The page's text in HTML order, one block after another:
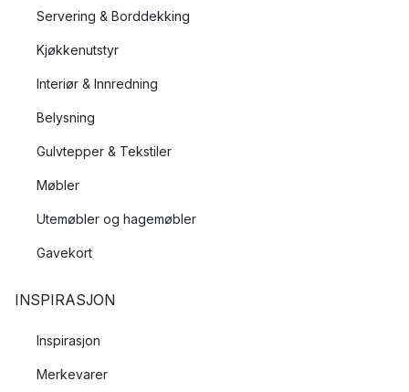
Servering & Borddekking
Kjøkkenutstyr
Interiør & Innredning
Belysning
Gulvtepper & Tekstiler
Møbler
Utemøbler og hagemøbler
Gavekort
INSPIRASJON
Inspirasjon
Merkevarer